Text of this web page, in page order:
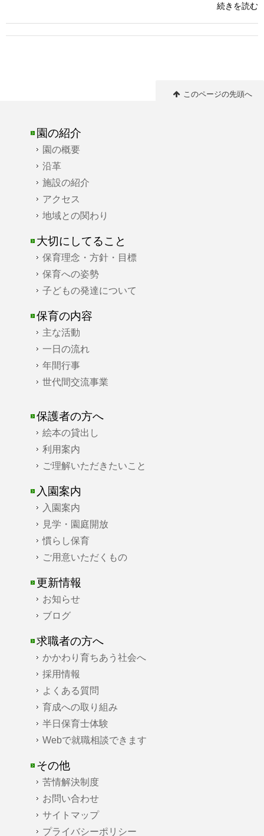
続きを読む
このページの先頭へ
園の紹介
園の概要
沿革
施設の紹介
アクセス
地域との関わり
大切にしてること
保育理念・方針・目標
保育への姿勢
子どもの発達について
保育の内容
主な活動
一日の流れ
年間行事
世代間交流事業
保護者の方へ
絵本の貸出し
利用案内
ご理解いただきたいこと
入園案内
入園案内
見学・園庭開放
慣らし保育
ご用意いただくもの
更新情報
お知らせ
ブログ
求職者の方へ
かかわり育ちあう社会へ
採用情報
よくある質問
育成への取り組み
半日保育士体験
Webで就職相談できます
その他
苦情解決制度
お問い合わせ
サイトマップ
プライバシーポリシー